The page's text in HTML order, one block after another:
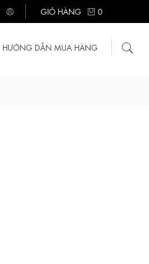
GIỎ HÀNG 0
HƯỚNG DẪN MUA HÀNG